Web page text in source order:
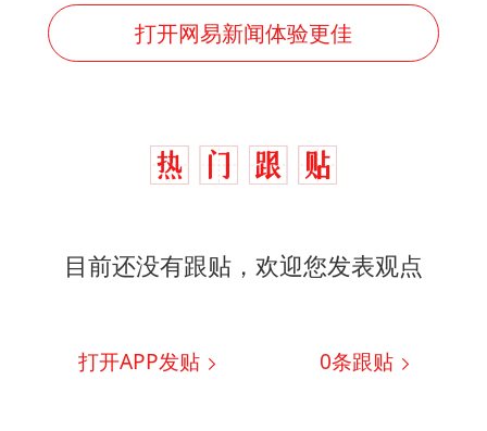
打开网易新闻体验更佳
目前还没有跟贴，欢迎您发表观点
打开APP发贴 0条跟贴